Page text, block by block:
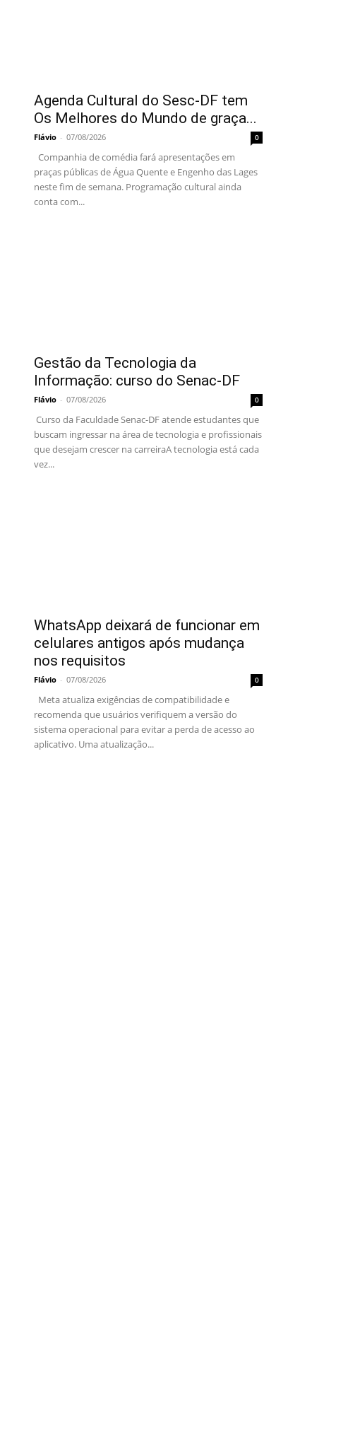
Agenda Cultural do Sesc-DF tem
Os Melhores do Mundo de graça...
Flávio - 07/08/2026 0
Companhia de comédia fará apresentações em
praças públicas de Água Quente e Engenho das Lages
neste fim de semana. Programação cultural ainda
conta com...
Gestão da Tecnologia da
Informação: curso do Senac-DF
Flávio - 07/08/2026 0
Curso da Faculdade Senac-DF atende estudantes que
buscam ingressar na área de tecnologia e profissionais
que desejam crescer na carreiraA tecnologia está cada
vez...
WhatsApp deixará de funcionar em
celulares antigos após mudança
nos requisitos
Flávio - 07/08/2026 0
Meta atualiza exigências de compatibilidade e
recomenda que usuários verifiquem a versão do
sistema operacional para evitar a perda de acesso ao
aplicativo. Uma atualização...